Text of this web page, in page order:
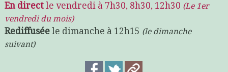
En directle vendredi à 7h30, 8h30, 12h30 (Le 1er
vendredi du mois)
Rediffuséele dimanche à 12h15 (le dimanche
suivant)